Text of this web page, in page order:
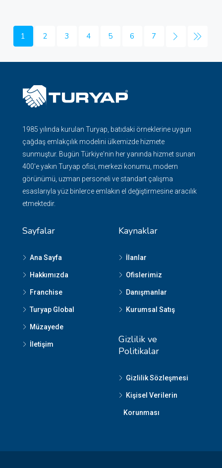
1 2 3 4 5 6 7
1985 yılında kurulan Turyap, batıdaki örneklerine uygun
çağdaş emlakçılık modelini ülkemizde hizmete
sunmuştur. Bugün Türkiye'nin her yanında hizmet sunan
400'e yakın Turyap ofisi, merkezi konumu, modern
görünümü, uzman personeli ve standart çalışma
esaslarıyla yüz binlerce emlakın el değiştirmesine aracılık
etmektedir.
Sayfalar
Ana Sayfa
Hakkımızda
Franchise
Turyap Global
Müzayede
İletişim
Kaynaklar
İlanlar
Ofislerimiz
Danışmanlar
Kurumsal Satış
Gizlilik ve
Politikalar
Gizlilik Sözleşmesi
Kişisel Verilerin
Korunması